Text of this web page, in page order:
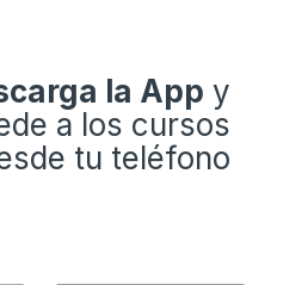
la App y
a los cursos
tu teléfono